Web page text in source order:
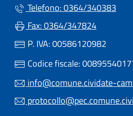
Telefono: 0364/340383
Fax: 0364/347824
P. IVA: 00586120982
Codice fiscale:
info@comune.cividate-